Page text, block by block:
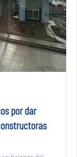
por dar